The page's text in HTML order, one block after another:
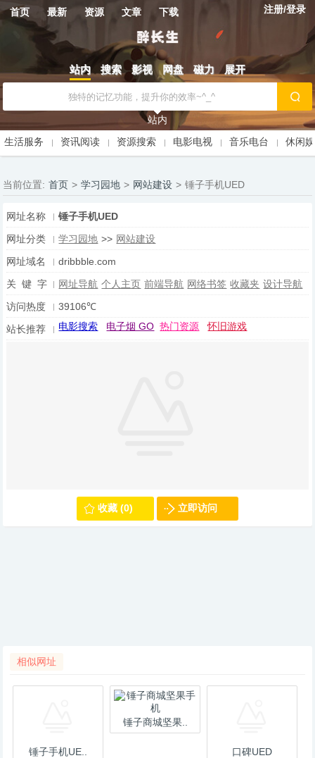
首页 最新 资源 文章 下载 注册/登录
站内 搜索 影视 网盘 磁力 展开
站内
生活服务
资讯阅读 资源搜索 电影电视 音乐电台 休闲
当前位置: 首页 > 学习园地 > 网站建设 > 锤子手机UED
网址名称
锤子手机UED
网址分类
学习园地 >> 网站建设
网址域名
dribbble.com
关 键 字
网址导航 个人主页 前端导航 网络书签 收藏夹 设计导航
访问热度
39106℃
站长推荐
电影搜索 电子烟 GO 热门资源 怀旧游戏
收藏 (0) 立即访问
相似网址
锤子手机UE..
锤子商城坚果..
口碑UED